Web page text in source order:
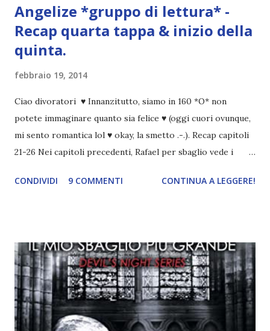
Angelize *gruppo di lettura* -
Recap quarta tappa & inizio della
quinta.
febbraio 19, 2014
Ciao divoratori ♥ Innanzitutto, siamo in 160 *O* non
potete immaginare quanto sia felice ♥ (oggi cuori ovunque,
mi sento romantica lol ♥ okay, la smetto .-.). Recap capitoli
21-26 Nei capitoli precedenti, Rafael per sbaglio vede i
incontrano e Hesediel mostra loro come combattere i puri.
angelo puro, Elemiah. Ma, a differenza di cosa pensano,
l'angelo non ha intenzione di fare una strage, piuttosto è lì
per avvertili che Mikael non è più "l'angelo puro" che
credono e che potrebbe aver ucciso altri mezzi angeli, tipo
Rafael. A quelle parole, Haniel seguito da altri ibridi, si reca
CONDIVIDI 9 COMMENTI CONTINUA A LEGGERE!